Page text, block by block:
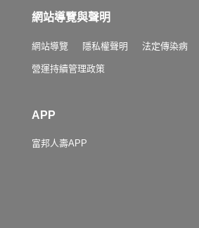
網站導覽與聲明
網站導覽 隱私權聲明 法定傳染病
營運持續管理政策
APP
富邦人壽APP